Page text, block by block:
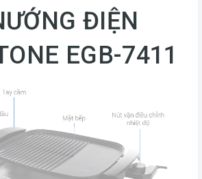
ĐIỆN
EGB-7411